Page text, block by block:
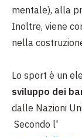
mentale), alla
Inoltre, viene
nella
Lo sport è un
sviluppo dei
dalle Nazioni
Secondo l'